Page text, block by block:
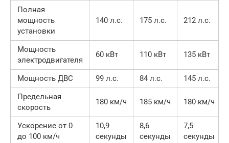
Полная
мощность
установки
140 л.с. 175 л.с. 212 л.с.
Мощность
электродвигателя
60 кВт 110 кВт 135 кВт
Мощность ДВС 99 л.с. 84 л.с.
145 л.с.
Предельная
скорость
180 км/ч 185 км/ч 180 км/ч
Ускорение от 0
до 100 км/ч
10,9
секунды
8,6
секунды
7,5
секунды